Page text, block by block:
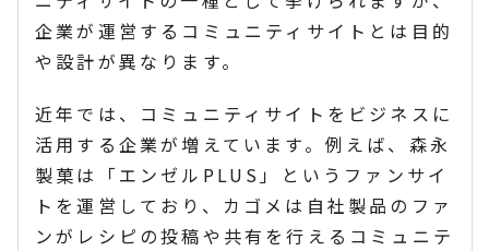
企業が運営するコミュニティサイトとは目的
や設計が異なります。
近年では、コミュニティサイトをビジネスに
活用する企業が増えています。例えば、森永
製菓は「エンゼルPLUS」というファンサイ
トを運営しており、カゴメは自社製品のファ
ンがレシピの投稿や共有を行えるコミュニテ